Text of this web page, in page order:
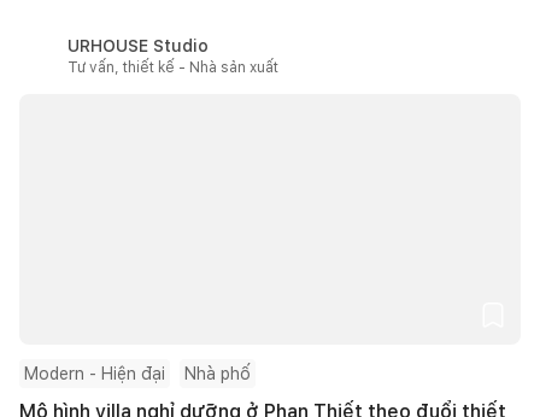
URHOUSE Studio
Tư vấn, thiết kế - Nhà sản xuất
Modern - Hiện đại Nhà phố
Mô hình villa nghỉ dưỡng ở Phan Thiết theo đuổi thiết